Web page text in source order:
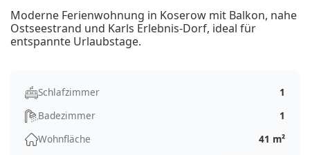
Moderne Ferienwohnung in Koserow mit Balkon, nahe
Ostseestrand und Karls Erlebnis-Dorf, ideal für
entspannte Urlaubstage.
Schlafzimmer
1
Badezimmer
1
Wohnfläche
41 m²